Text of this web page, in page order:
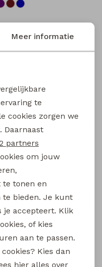
City Life
Life
19,99
Life
14,99
Life
Meer informatie
te
cookies zorgen we
Daarnaast
partners
om jouw
te tonen en
te bieden. Je kunt
je accepteert. Klik
of kies
aan te passen.
Kies dan
hier alles over